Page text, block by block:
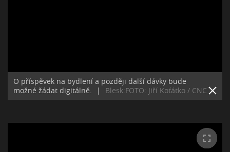
O příspěvek na bydlení a později další dávky bude
možné žádat digitálně.
| Blesk:FOTO: Jiří Koťátko / CNC